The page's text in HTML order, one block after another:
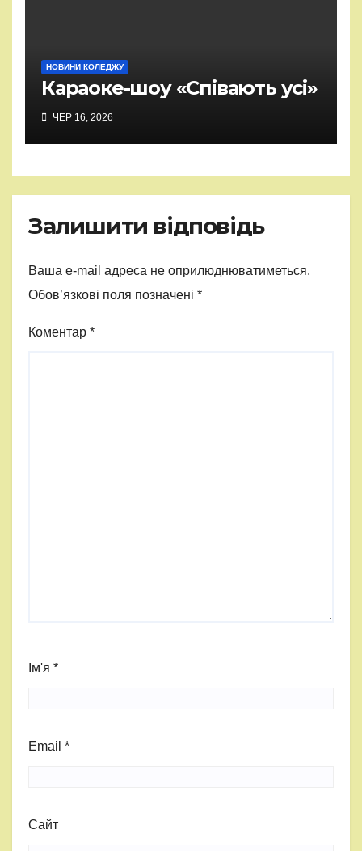
НОВИНИ КОЛЕДЖУ
Караоке-шоу «Співають усі»
ЧЕР 16, 2026
Залишити відповідь
Ваша e-mail адреса не оприлюднюватиметься.
Обов’язкові поля позначені *
Коментар *
Ім'я *
Email *
Сайт